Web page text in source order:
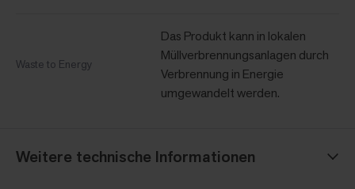
Waste to Energy
Das Produkt kann in lokalen
Müllverbrennungsanlagen durch
Verbrennung in Energie
umgewandelt werden.
Weitere technische Informationen